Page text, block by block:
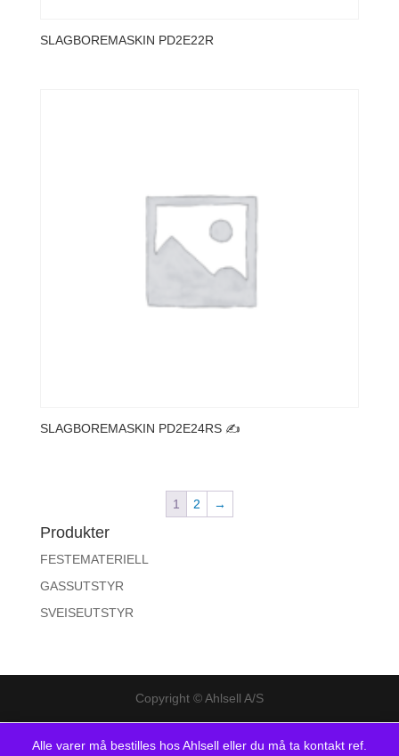
Alle varer må bestilles hos Ahlsell eller du må ta kontakt ref.
SLAGBOREMASKIN PD2E22R
SLAGBOREMASKIN PD2E24RS ✍️
1 2 →
Produkter
FESTEMATERIELL
GASSUTSTYR
SVEISEUTSTYR
Copyright © Ahlsell A/S